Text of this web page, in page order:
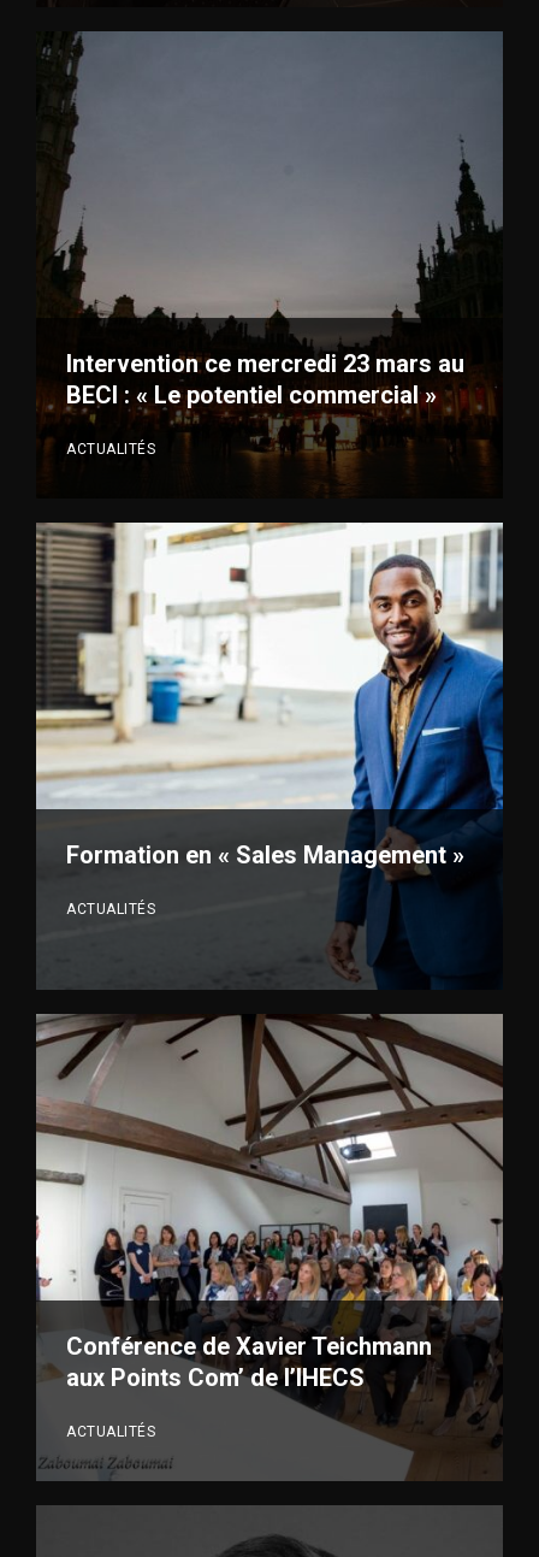
Intervention ce mercredi 23 mars au
BECI : « Le potentiel commercial »
ACTUALITÉS
VOIR PLUS
Formation en « Sales Management »
ACTUALITÉS
VOIR PLUS
Conférence de Xavier Teichmann
aux Points Com’ de l’IHECS
ACTUALITÉS